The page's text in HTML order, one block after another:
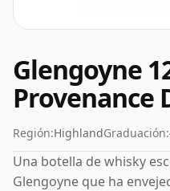
Glengoyne
Provenance
Región:HighlandGraduación:
Una botella de whisky
Glengoyne que ha